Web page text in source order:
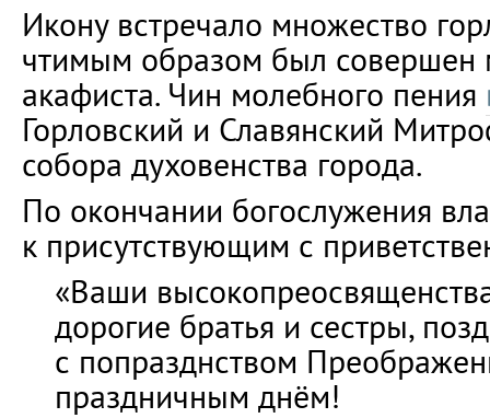
Икону встречало множество
чтимым образом был совершен
акафиста. Чин молебного пения
Горловский и Славянский
собора духовенства города.
По окончании богослужения
к присутствующим с
«Ваши
дорогие братья и сестры,
с попразднством
праздничным днём!